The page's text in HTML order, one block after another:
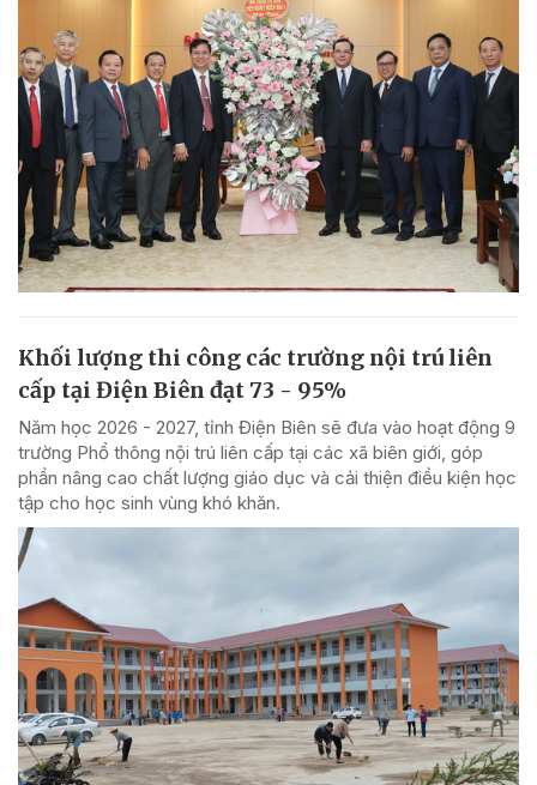
Khối lượng thi công các trường nội trú liên
cấp tại Điện Biên đạt 73 - 95%
Năm học 2026 - 2027, tỉnh Điện Biên sẽ đưa vào hoạt động 9
trường Phổ thông nội trú liên cấp tại các xã biên giới, góp
phần nâng cao chất lượng giáo dục và cải thiện điều kiện học
tập cho học sinh vùng khó khăn.